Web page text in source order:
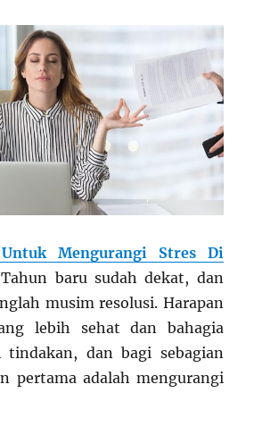
Mengurangi Stres Di
Tahun baru sudah dekat, dan
musim resolusi. Harapan
lebih sehat dan bahagia
tindakan, dan bagi sebagian
pertama adalah mengurangi